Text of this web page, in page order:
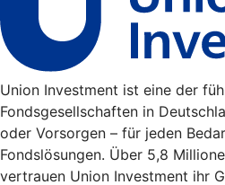
Union Investment ist eine der
Fondsgesellschaften in
oder Vorsorgen – für jeden
Fondslösungen. Über 5,8
vertrauen Union Investment ihr